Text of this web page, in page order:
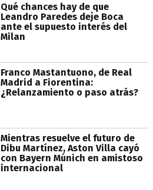
Qué chances hay de que
Leandro Paredes deje Boca
ante el supuesto interés del
Milan
Franco Mastantuono, de Real
Madrid a Fiorentina:
¿Relanzamiento o paso atrás?
Mientras resuelve el futuro de
Dibu Martínez, Aston Villa cayó
con Bayern Múnich en amistoso
internacional